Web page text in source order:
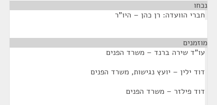
נכחו
חברי הוועדה: רן כהן – היו"ר
מוזמנים
עו"ד שירה ברנד – משרד הפנים
דוד ילין – יועץ נגישות, משרד הפנים
דוד פילזר – משרד הפנים